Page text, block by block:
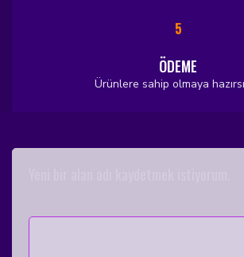
5
ÖDEME
Ürünlere sahip olmaya